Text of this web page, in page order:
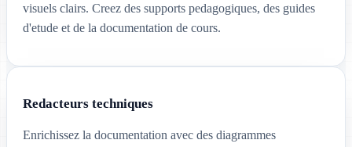
visuels clairs. Creez des supports pedagogiques, des guides
d'etude et de la documentation de cours.
Redacteurs techniques
Enrichissez la documentation avec des diagrammes